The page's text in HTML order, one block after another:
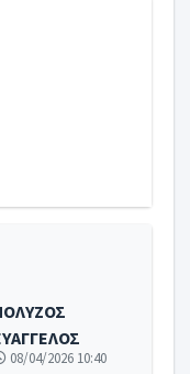
08/04/2026 10:40